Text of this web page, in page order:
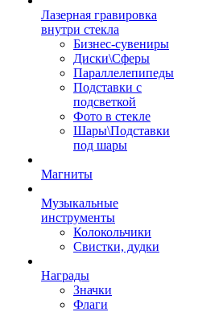
Лазерная гравировка
внутри стекла
Бизнес-сувениры
Диски\Сферы
Параллелепипеды
Подставки с
подсветкой
Фото в стекле
Шары\Подставки
под шары
Магниты
Музыкальные
инструменты
Колокольчики
Свистки, дудки
Награды
Значки
Флаги